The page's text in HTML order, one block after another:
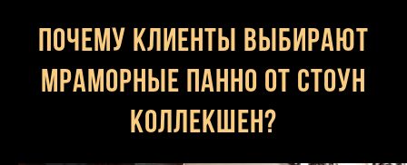
Почему клиенты выбирают
мраморные панно от Стоун
Коллекшен?